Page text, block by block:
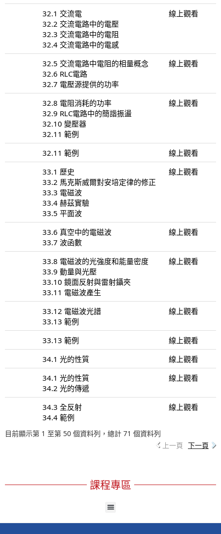
32.1 交流電
32.2 交流電路中的電壓
32.3 交流電路中的電阻
32.4 交流電路中的電感
線上觀看
32.5 交流電路中電阻的相量概念
32.6 RLC電路
32.7 電壓源提供的功率
線上觀看
32.8 電阻消耗的功率
32.9 RLC電路中的簡諧振盪
32.10 變壓器
32.11 範例
線上觀看
32.11 範例
線上觀看
33.1 歷史
33.2 馬克斯威爾對安培定律的修正
33.3 電磁波
33.4 赫茲實驗
33.5 平面波
線上觀看
33.6 真空中的電磁波
33.7 波函數
線上觀看
33.8 電磁波的光強度和能量密度
33.9 動量與光壓
33.10 鏡面反射與雷射鑷夾
33.11 電磁波產生
線上觀看
33.12 電磁波光譜
33.13 範例
線上觀看
33.13 範例
線上觀看
34.1 光的性質
線上觀看
34.1 光的性質
34.2 光的傳遞
線上觀看
34.3 全反射
34.4 範例
線上觀看
目前顯示第 1 至第 50 個資料列，總計 71 個資料列
上一頁 下一頁
課程專區